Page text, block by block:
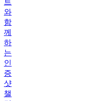
함
께
하
는
인
증
샷
챌
린
지